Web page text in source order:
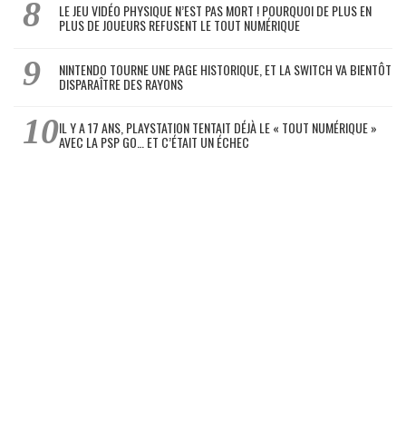
LE JEU VIDÉO PHYSIQUE N’EST PAS MORT ! POURQUOI DE PLUS EN
PLUS DE JOUEURS REFUSENT LE TOUT NUMÉRIQUE
NINTENDO TOURNE UNE PAGE HISTORIQUE, ET LA SWITCH VA BIENTÔT
DISPARAÎTRE DES RAYONS
IL Y A 17 ANS, PLAYSTATION TENTAIT DÉJÀ LE « TOUT NUMÉRIQUE »
AVEC LA PSP GO… ET C’ÉTAIT UN ÉCHEC